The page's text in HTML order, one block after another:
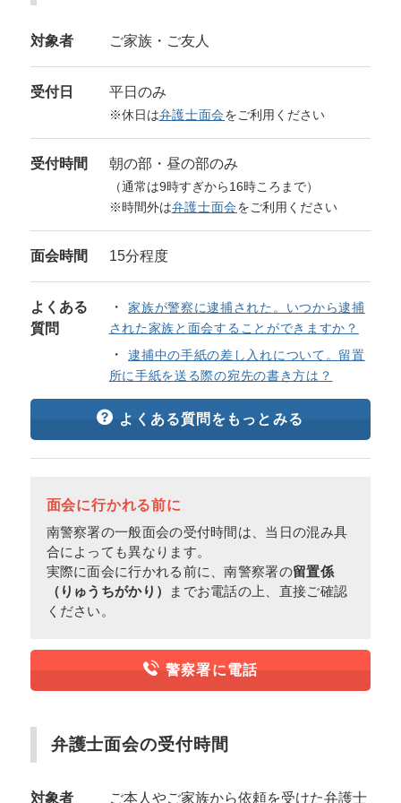
対象者 ご家族・ご友人
受付日 平日のみ
※休日は弁護士面会をご利用ください
受付時間 朝の部・昼の部のみ
（通常は9時すぎから16時ころまで）
※時間外は弁護士面会をご利用ください
面会時間 15分程度
よくある
質問
家族が警察に逮捕された。いつから逮捕
された家族と面会することができますか？
逮捕中の手紙の差し入れについて。留置
所に手紙を送る際の宛先の書き方は？
よくある質問をもっとみる
面会に行かれる前に
南警察署の一般面会の受付時間は、当日の混み具
合によっても異なります。
実際に面会に行かれる前に、南警察署の留置係
（りゅうちがかり）
までお電話の上、直接ご確認
ください。
警察署に電話
弁護士面会の受付時間
対象者 ご本人やご家族から依頼を受けた弁護士